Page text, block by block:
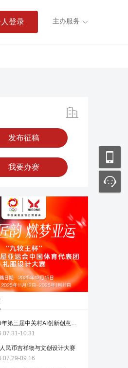
登录 主办服务 
发布征稿
我要办赛
2026年第三届中关村AI创新创意设计大赛正式启动报名（截至2026.10.31）
10.31
民币吉祥物与文创设计大赛
09.16